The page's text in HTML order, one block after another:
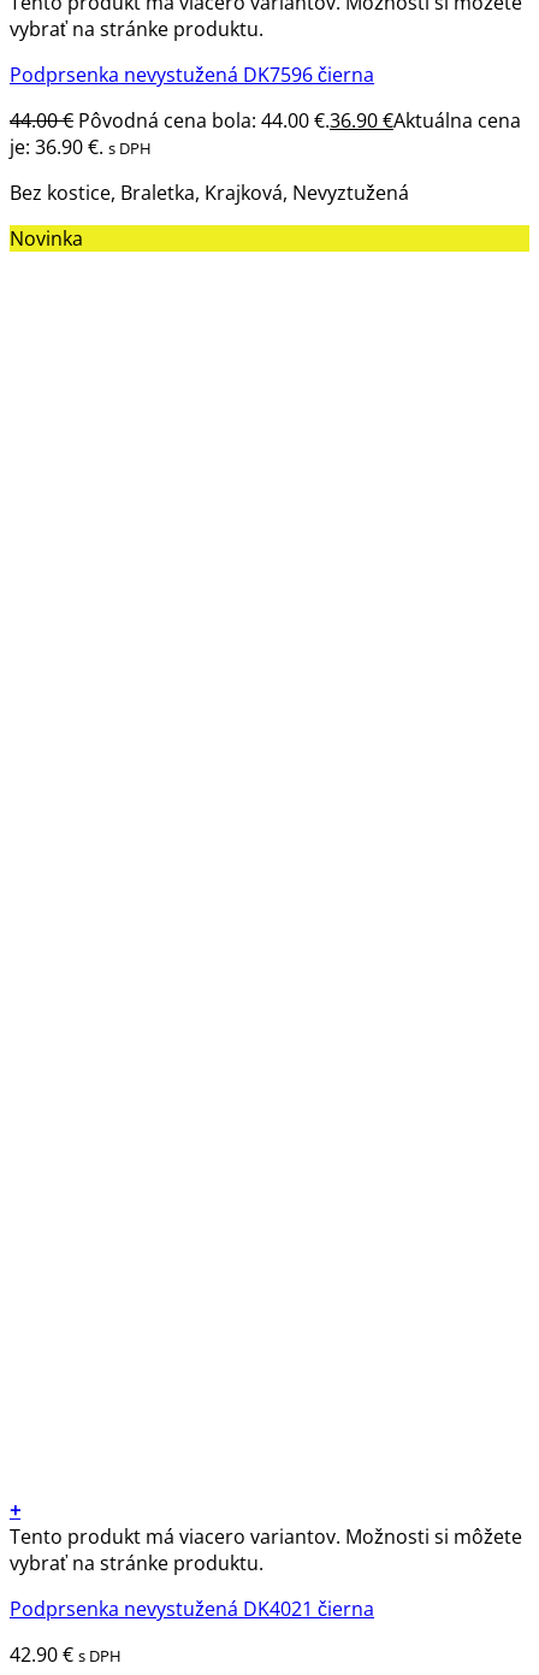
vybrať na stránke produktu.
Podprsenka nevystužená DK7596 čierna
44.00€ Pôvodná cena bola: 44.00 €.36.90€Aktuálna cena
je: 36.90 €. s DPH
Bez kostice, Braletka, Krajková, Nevyztužená
Novinka
+
Tento produkt má viacero variantov. Možnosti si môžete
vybrať na stránke produktu.
Podprsenka nevystužená DK4021 čierna
42.90€ s DPH